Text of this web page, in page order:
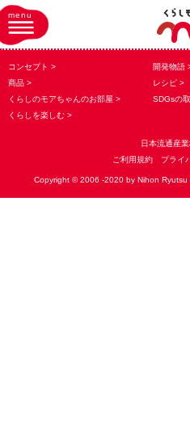
menu
コンセプト
商品
くらしのモアちゃんのお部屋
くらしを楽しむ
開発物語
レシピ
SDGsの
日本流通産
ご利用規約
プライ
Copyright © 2006 -2020 by Nihon Ryutsu